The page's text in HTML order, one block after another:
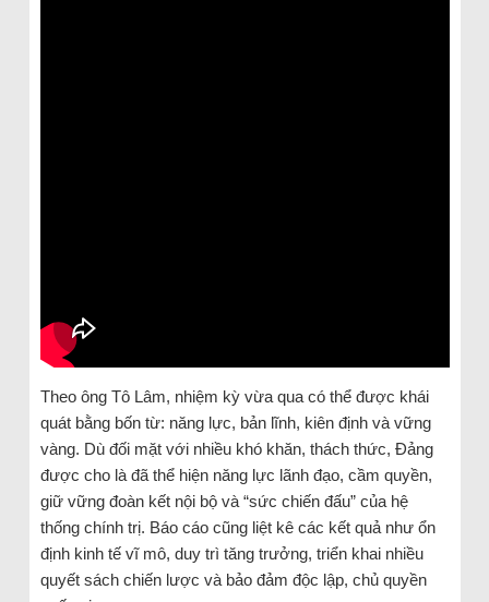
Theo ông Tô Lâm, nhiệm kỳ vừa qua có thể được khái
quát bằng bốn từ: năng lực, bản lĩnh, kiên định và vững
vàng. Dù đối mặt với nhiều khó khăn, thách thức, Đảng
được cho là đã thể hiện năng lực lãnh đạo, cầm quyền,
giữ vững đoàn kết nội bộ và “sức chiến đấu” của hệ
thống chính trị. Báo cáo cũng liệt kê các kết quả như ổn
định kinh tế vĩ mô, duy trì tăng trưởng, triển khai nhiều
quyết sách chiến lược và bảo đảm độc lập, chủ quyền